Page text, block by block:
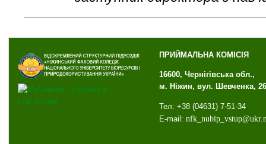
ПРИЙМАЛЬНА КОМІСІЯ
16600, Чернігівська обл.,
м. Ніжин, вул. Шевченка, 26
Тел: +38 (04631) 7-51-34
E-mail: nfk_ nubip_ vstup@ukr.